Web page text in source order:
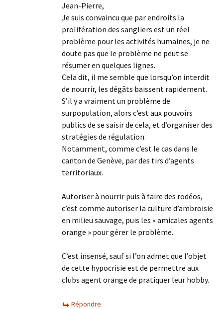
Jean-Pierre,
Je suis convaincu que par endroits la
prolifération des sangliers est un réel
problème pour les activités humaines, je ne
doute pas que le problème ne peut se
résumer en quelques lignes.
Cela dit, il me semble que lorsqu’on interdit
de nourrir, les dégâts baissent rapidement.
S’il y a vraiment un problème de
surpopulation, alors c’est aux pouvoirs
publics de se saisir de cela, et d’organiser des
stratégies de régulation.
Notamment, comme c’est le cas dans le
canton de Genève, par des tirs d’agents
territoriaux.
Autoriser à nourrir puis à faire des rodéos,
c’est comme autoriser la culture d’ambroisie
en milieu sauvage, puis les « amicales agents
orange » pour gérer le problème.
C’est insensé, sauf si l’on admet que l’objet
de cette hypocrisie est de permettre aux
clubs agent orange de pratiquer leur hobby.
Répondre